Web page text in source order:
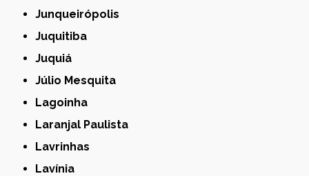
Junqueirópolis
Juquitiba
Juquiá
Júlio Mesquita
Lagoinha
Laranjal Paulista
Lavrinhas
Lavínia